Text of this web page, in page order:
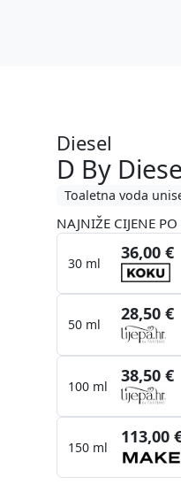
Diesel
D By
Toaletna voda
NAJNIŽE CIJENE
30 ml
36,00 €
50 ml
28,50 €
100 ml
38,50 €
150 ml
113,00